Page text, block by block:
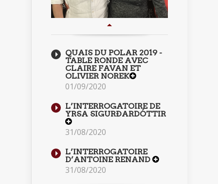
QUAIS DU POLAR 2019 -
TABLE RONDE AVEC
CLAIRE FAVAN ET
OLIVIER NOREK
01/09/2020
L’INTERROGATOIRE DE
YRSA SIGURÐARDÓTTIR
31/08/2020
L’INTERROGATOIRE
D’ANTOINE RENAND
31/08/2020